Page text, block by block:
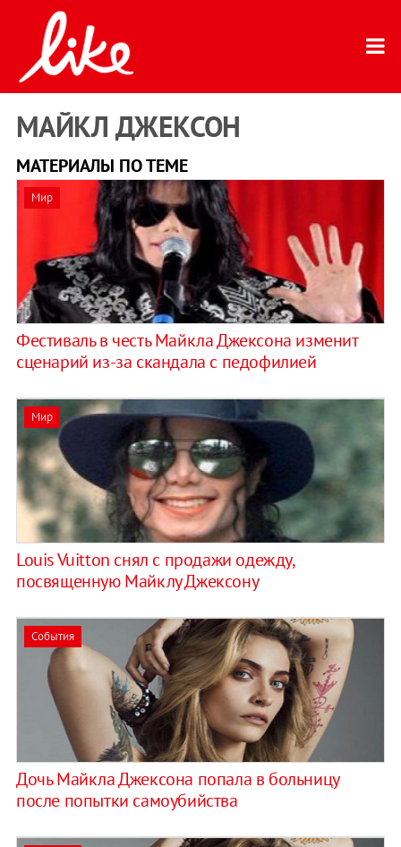
МАЙКЛ ДЖЕКСОН
МАТЕРИАЛЫ ПО ТЕМЕ
Мир
Фестиваль в честь Майкла Джексона изменит
сценарий из-за скандала с педофилией
Мир
Louis Vuitton снял с продажи одежду,
посвященную Майклу Джексону
События
Дочь Майкла Джексона попала в больницу
после попытки самоубийства